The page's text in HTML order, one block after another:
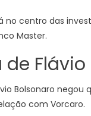
no centro das
Master.
Flávio
Bolsonaro negou
com Vorcaro.